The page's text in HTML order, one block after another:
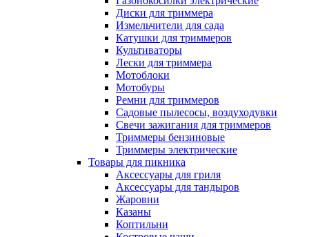
Диски для триммера
Измельчители для сада
Катушки для триммеров
Культиваторы
Лески для триммера
Мотоблоки
Мотобуры
Ремни для триммеров
Садовые пылесосы, воздуходувки
Свечи зажигания для триммеров
Триммеры бензиновые
Триммеры электрические
Товары для пикника
Аксессуары для гриля
Аксессуары для тандыров
Жаровни
Казаны
Коптильни